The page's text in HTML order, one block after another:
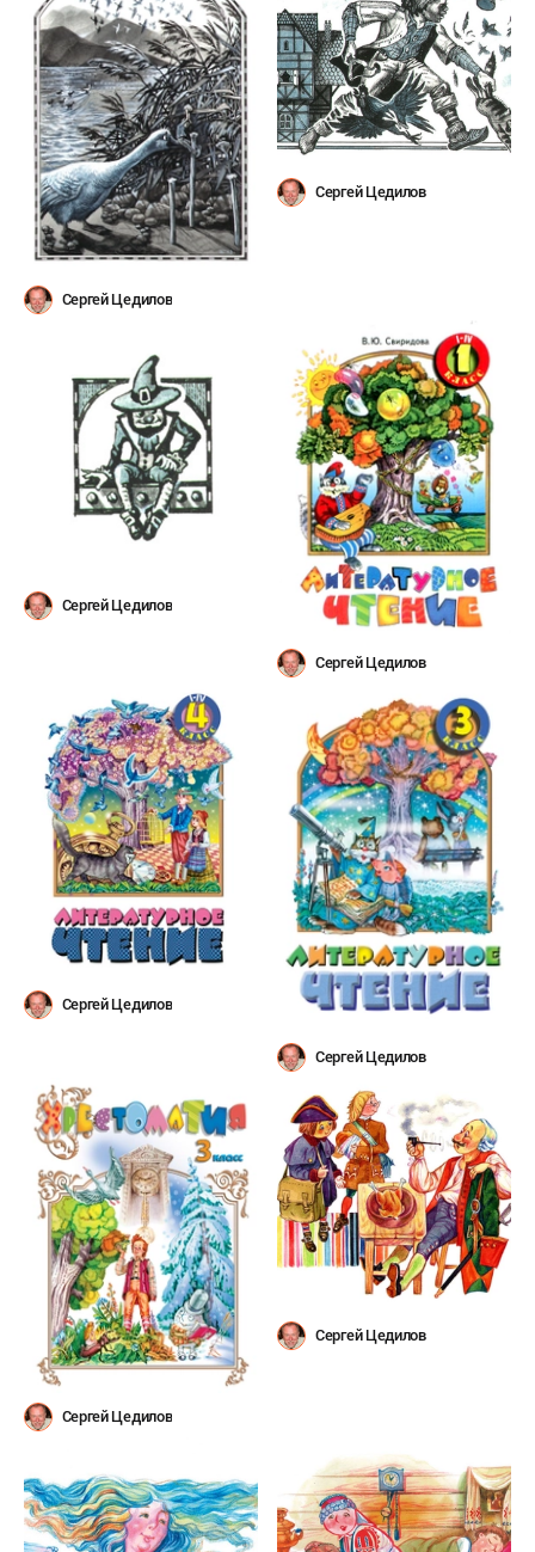
Сергей Цедилов
Сергей Цедилов
Сергей Цедилов
Сергей Цедилов
Сергей Цедилов
Сергей Цедилов
Сергей Цедилов
Сергей Цедилов